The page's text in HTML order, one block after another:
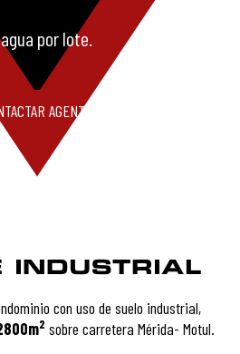
agua por lote.
AGENTE
INDUSTRIAL
con uso de suelo industrial,
2 sobre carretera Mérida- Motul.